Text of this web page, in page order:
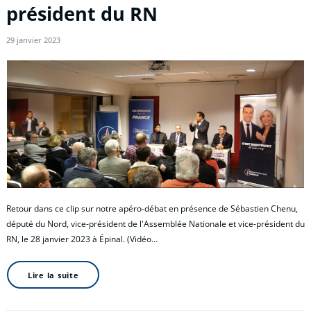
président du RN
29 janvier 2023
Retour dans ce clip sur notre apéro-débat en présence de Sébastien Chenu,
député du Nord, vice-président de l'Assemblée Nationale et vice-président du
RN, le 28 janvier 2023 à Épinal. (Vidéo…
Lire la suite